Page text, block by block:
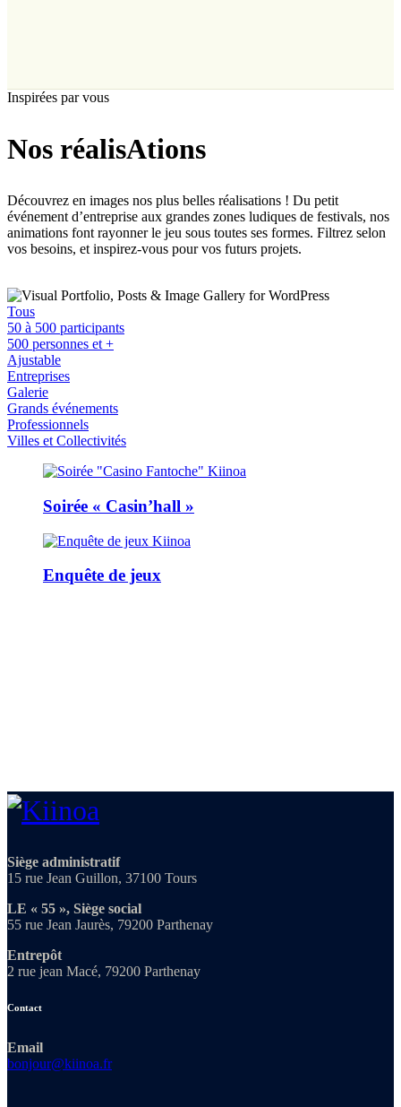
Inspirées par vous
Nos réalisAtions
Découvrez en images nos plus belles réalisations ! Du petit
événement d’entreprise aux grandes zones ludiques de festivals, nos
animations font rayonner le jeu sous toutes ses formes. Filtrez selon
vos besoins, et inspirez-vous pour vos futurs projets.
Tous
50 à 500 participants
500 personnes et +
Ajustable
Entreprises
Galerie
Grands événements
Professionnels
Villes et Collectivités
Soirée « Casin’hall »
Enquête de jeux
Siège administratif
15 rue Jean Guillon, 37100 Tours
LE « 55 », Siège social
55 rue Jean Jaurès, 79200 Parthenay
Entrepôt
2 rue jean Macé, 79200 Parthenay
Contact
Email
bonjour@kiinoa.fr